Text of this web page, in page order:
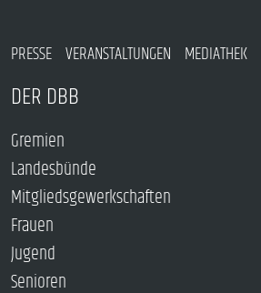
PRESSE VERANSTALTUNGEN MEDIATHEK
DER DBB
Gremien
Landesbünde
Mitgliedsgewerkschaften
Frauen
Jugend
Senioren